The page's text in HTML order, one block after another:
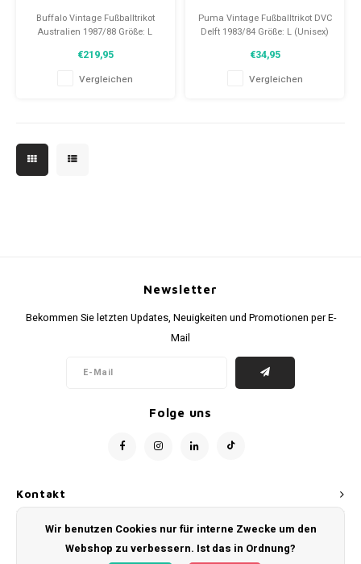
Buffalo Vintage Fußballtrikot
Australien 1987/88 Größe: L
(gebraucht)
€219,95
Vergleichen
Puma Vintage Fußballtrikot DVC
Delft 1983/84 Größe: L (Unisex)
€34,95
Vergleichen
Kontakt
Newsletter
Bekommen Sie letzten Updates, Neuigkeiten und Promotionen per E-
Mail
Folge uns
Kundendienst
Wir benutzen Cookies nur für interne Zwecke um den
Webshop zu verbessern. Ist das in Ordnung?